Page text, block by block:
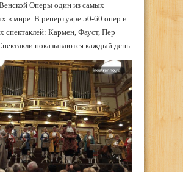
Оперы один из самых
в мире. В репертуаре 50-60 опер и
спектаклей: Кармен, Фауст, Пер
показываются каждый день.